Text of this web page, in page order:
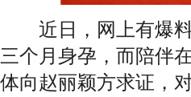
近日，网上有爆料
三个月身孕，而陪伴
体向赵丽颖方求证，